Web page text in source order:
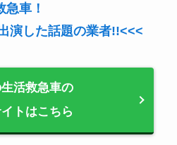
急車！
演した話題の業者!!<<<
活救急車の
トはこちら